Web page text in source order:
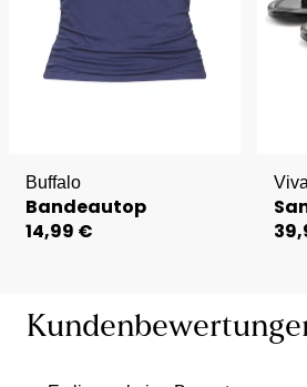
Buffalo
Bandeautop
14,99 €